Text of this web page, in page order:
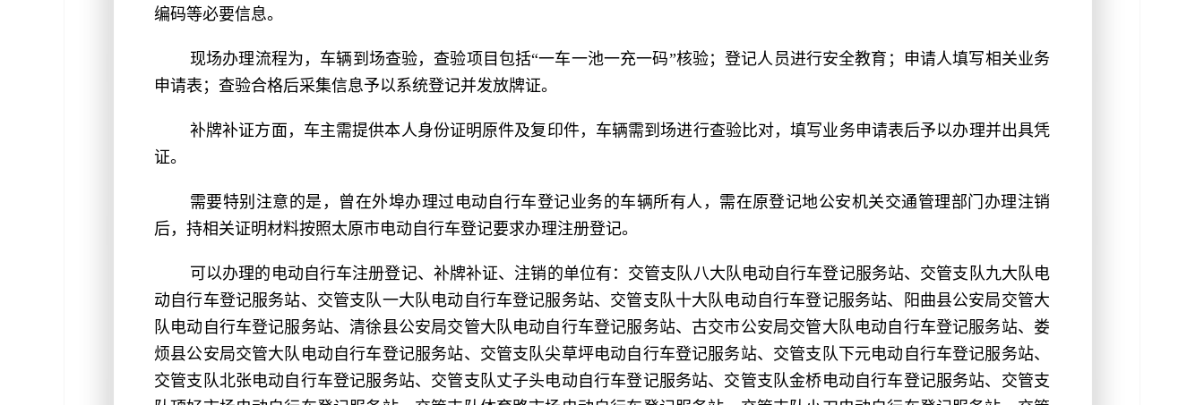
编码等必要信息。
现场办理流程为，车辆到场查验，查验项目包括“一车一池一充一码”核验；登记人员进行安全教育；申请人填写相关业务
申请表；查验合格后采集信息予以系统登记并发放牌证。
补牌补证方面，车主需提供本人身份证明原件及复印件，车辆需到场进行查验比对，填写业务申请表后予以办理并出具凭
证。
需要特别注意的是，曾在外埠办理过电动自行车登记业务的车辆所有人，需在原登记地公安机关交通管理部门办理注销
后，持相关证明材料按照太原市电动自行车登记要求办理注册登记。
可以办理的电动自行车注册登记、补牌补证、注销的单位有：交管支队八大队电动自行车登记服务站、交管支队九大队电
动自行车登记服务站、交管支队一大队电动自行车登记服务站、交管支队十大队电动自行车登记服务站、阳曲县公安局交管大
队电动自行车登记服务站、清徐县公安局交管大队电动自行车登记服务站、古交市公安局交管大队电动自行车登记服务站、娄
烦县公安局交管大队电动自行车登记服务站、交管支队尖草坪电动自行车登记服务站、交管支队下元电动自行车登记服务站、
交管支队北张电动自行车登记服务站、交管支队丈子头电动自行车登记服务站、交管支队金桥电动自行车登记服务站、交管支